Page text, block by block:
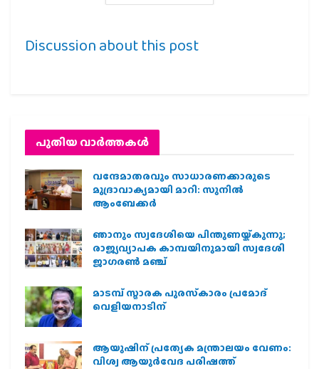
Discussion about this post
പുതിയ വാര്‍ത്തകള്‍
വന്ദേമാതരവും സാധാരണക്കാരുടെ
മുദ്രാവാക്യമായി മാറി: സുനിൽ
ആംബേക്കർ
ഞാനും സ്വദേശിയെ പിന്തുണയ്ക്കുന്നു;
രാജ്യവ്യാപക കാമ്പയിനുമായി സ്വദേശി
ജാഗരണ്‍ മഞ്ച്
മാടമ്പ് സ്മാരക പുരസ്‌കാരം പ്രമോദ്
വെളിയനാടിന്
ആയുഷിന് പ്രത്യേക മന്ത്രാലയം വേണം:
വിശ്വ ആയുര്‍വേദ പരിഷത്ത്